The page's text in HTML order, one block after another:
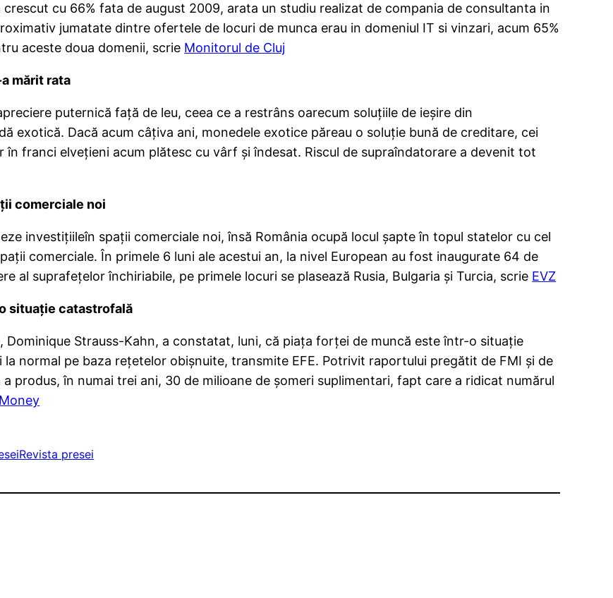
cu 66% fata de august 2009, arata un studiu realizat de compania de consultanta in
jumatate dintre ofertele de locuri de munca erau in domeniul IT si vinzari, acum 65%
aceste doua domenii, scrie Monitorul de Cluj
mărit rata
puternică faţă de leu, ceea ce a restrâns oarecum soluţiile de ieşire din
exotică. Dacă acum câţiva ani, monedele exotice păreau o soluţie bună de creditare, cei
franci elveţieni acum plătesc cu vârf şi îndesat. Riscul de supraîndatorare a devenit tot
comerciale noi
investiţiileîn spaţii comerciale noi, însă România ocupă locul şapte în topul statelor cu cel
comerciale. În primele 6 luni ale acestui an, la nivel European au fost inaugurate 64 de
al suprafeţelor închiriabile, pe primele locuri se plasează Rusia, Bulgaria şi Turcia, scrie EVZ
situaţie catastrofală
Strauss-Kahn, a constatat, luni, că piaţa forţei de muncă este într-o situaţie
normal pe baza reţetelor obişnuite, transmite EFE. Potrivit raportului pregătit de FMI şi de
produs, în numai trei ani, 30 de milioane de şomeri suplimentari, fapt care a ridicat numărul
Money
Revista presei